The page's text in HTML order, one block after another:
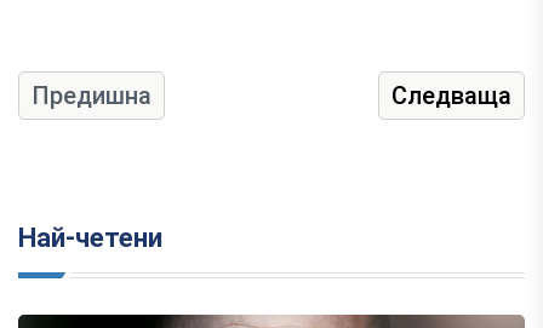
Предишна Следваща
Най-четени